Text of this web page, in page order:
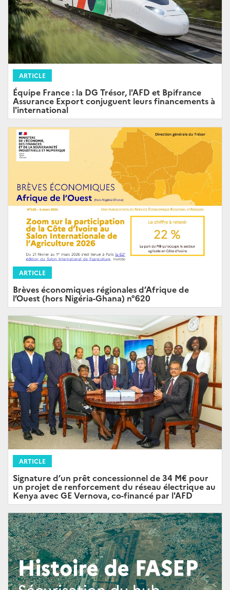
ARTICLE
Équipe France : la DG Trésor, l'AFD et Bpifrance
Assurance Export conjuguent leurs financements à
l'international
ARTICLE
Brèves économiques régionales d’Afrique de
l’Ouest (hors Nigéria-Ghana) n°620
ARTICLE
Signature d’un prêt concessionnel de 34 M€ pour
un projet de renforcement du réseau électrique au
Kenya avec GE Vernova, co-financé par l'AFD